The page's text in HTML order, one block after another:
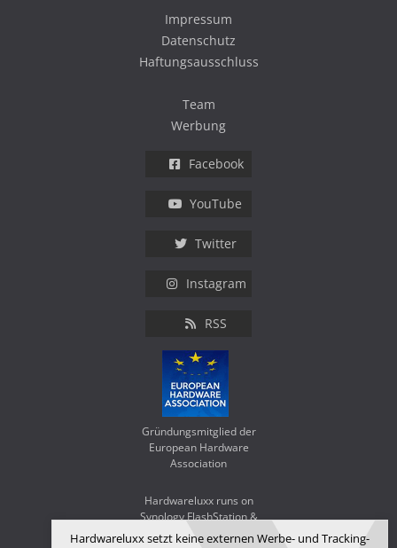
Hardwareluxx setzt keine externen Werbe- und Tracking-
Impressum
Datenschutz
Haftungsausschluss
Team
Werbung
Facebook
YouTube
Twitter
Instagram
RSS
Gründungsmitglied der
European Hardware
Association
Hardwareluxx runs on
Synology FlashStation &
WD Red SA500